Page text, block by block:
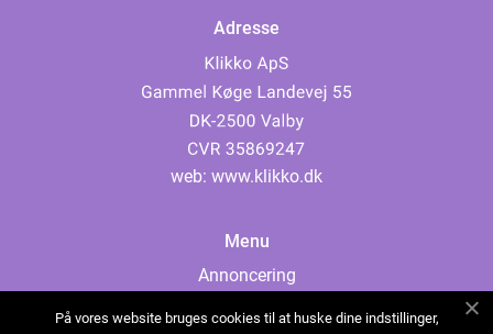
Adresse
web: www.klikko.dk
Menu
Annoncering
På vores website bruges cookies til at huske dine indstillinger,